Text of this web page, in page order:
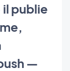
publie
—